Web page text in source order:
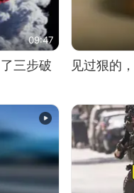
09:47
三步破
见过狠的